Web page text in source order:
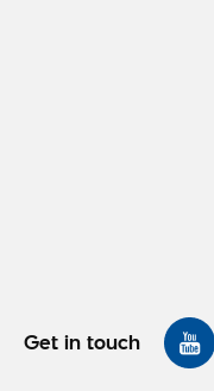
Get in touch